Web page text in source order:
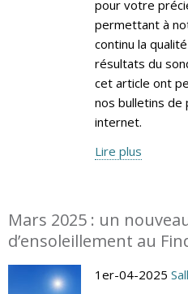
pour votre
permettant à
continu la
résultats du
cet article ont
nos bulletins
internet.
Lire plus
Mars 2025 : un
d’ensoleillement au
1er-04-2025